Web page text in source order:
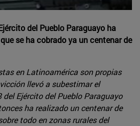
del Pueblo Paraguayo ha
se ha cobrado ya un centenar de
en Latinoamérica son propias
llevó a subestimar el
Ejército del Pueblo Paraguayo
ha realizado un centenar de
todo en zonas rurales del